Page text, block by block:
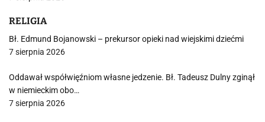
RELIGIA
Bł. Edmund Bojanowski – prekursor opieki nad wiejskimi dziećmi
7 sierpnia 2026
Oddawał współwięźniom własne jedzenie. Bł. Tadeusz Dulny zginął
w niemieckim obo…
7 sierpnia 2026